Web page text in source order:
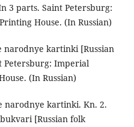
3 parts. Saint Petersburg:
House. (In Russian)
narodnye kartinki [Russian
Petersburg: Imperial
(In Russian)
narodnye kartinki. Kn. 2.
[Russian folk